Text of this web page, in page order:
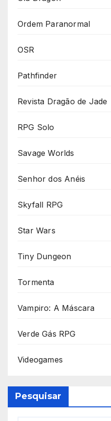
Ordem Paranormal
OSR
Pathfinder
Revista Dragão de Jade
RPG Solo
Savage Worlds
Senhor dos Anéis
Skyfall RPG
Star Wars
Tiny Dungeon
Tormenta
Vampiro: A Máscara
Verde Gás RPG
Videogames
Pesquisar